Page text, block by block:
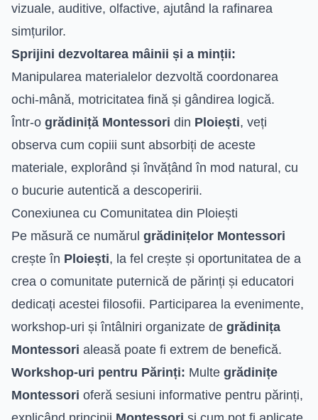
vizuale, auditive, olfactive, ajutând la rafinarea
simțurilor.
Sprijini dezvoltarea mâinii și a minții:
Manipularea materialelor dezvoltă coordonarea
ochi-mână, motricitatea fină și gândirea logică.
Într-o grădiniță Montessori din Ploiești, veți
observa cum copiii sunt absorbiți de aceste
materiale, explorând și învățând în mod natural, cu
o bucurie autentică a descoperirii.
Conexiunea cu Comunitatea din Ploiești
Pe măsură ce numărul grădinițelor Montessori
crește în Ploiești, la fel crește și oportunitatea de a
crea o comunitate puternică de părinți și educatori
dedicați acestei filosofii. Participarea la evenimente,
workshop-uri și întâlniri organizate de grădinița
Montessori aleasă poate fi extrem de benefică.
Workshop-uri pentru Părinți: Multe grădinițe
Montessori oferă sesiuni informative pentru părinți,